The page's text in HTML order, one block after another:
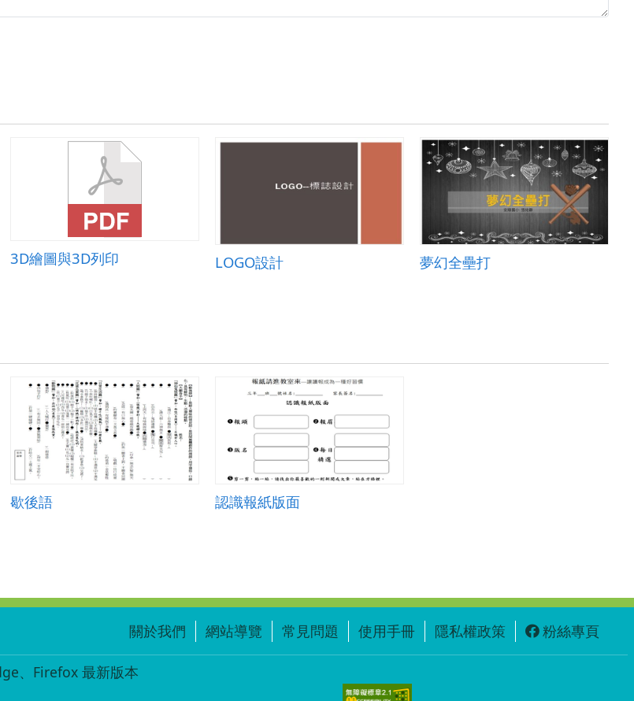
3D繪圖與3D列印 LOGO設計 夢幻全壘打
歇後語 認識報紙版面
關於我們 網站導覽 常見問題 使用手冊 隱私權政策 粉絲專頁
、Firefox 最新版本